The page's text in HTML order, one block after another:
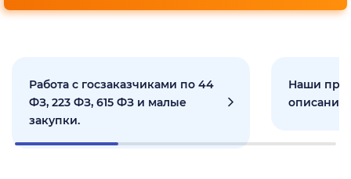
Работа с госзаказчиками по 44
ФЗ, 223 ФЗ, 615 ФЗ и малые
закупки.
Наши